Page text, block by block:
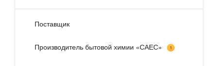
Поставщик
Производитель бытовой химии «САЕС» 1